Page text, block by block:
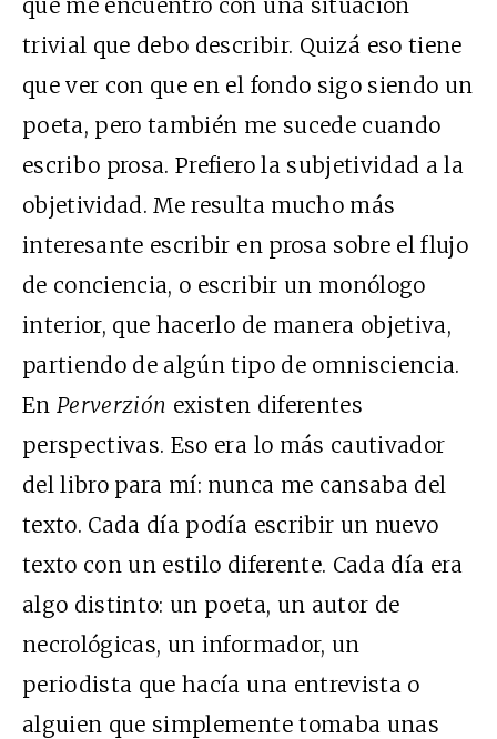
trivial que debo describir. Quizá eso tiene
que ver con que en el fondo sigo siendo un
poeta, pero también me sucede cuando
escribo prosa. Prefiero la subjetividad a la
objetividad. Me resulta mucho más
interesante escribir en prosa sobre el flujo
de conciencia, o escribir un monólogo
interior, que hacerlo de manera objetiva,
partiendo de algún tipo de omnisciencia.
En Perverzión existen diferentes
perspectivas. Eso era lo más cautivador
del libro para mí: nunca me cansaba del
texto. Cada día podía escribir un nuevo
texto con un estilo diferente. Cada día era
algo distinto: un poeta, un autor de
necrológicas, un informador, un
periodista que hacía una entrevista o
alguien que simplemente tomaba unas